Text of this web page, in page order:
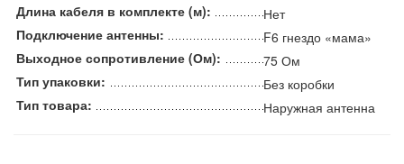
Длина кабеля в комплекте (м):
Нет
Подключение антенны:
F6 гнездо «мама»
Выходное сопротивление (Ом):
75 Ом
Тип упаковки:
Без коробки
Тип товара:
Наружная антенна